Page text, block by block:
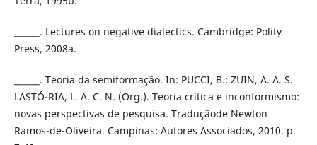
______. Lectures on negative dialectics. Cambridge: Polity
Press, 2008a.
______. Teoria da semiformação. In: PUCCI, B.; ZUIN, A. A. S.
LASTÓ-RIA, L. A. C. N. (Org.). Teoria crítica e inconformismo:
novas perspectivas de pesquisa. Traduçãode Newton
Ramos-de-Oliveira. Campinas: Autores Associados, 2010. p.